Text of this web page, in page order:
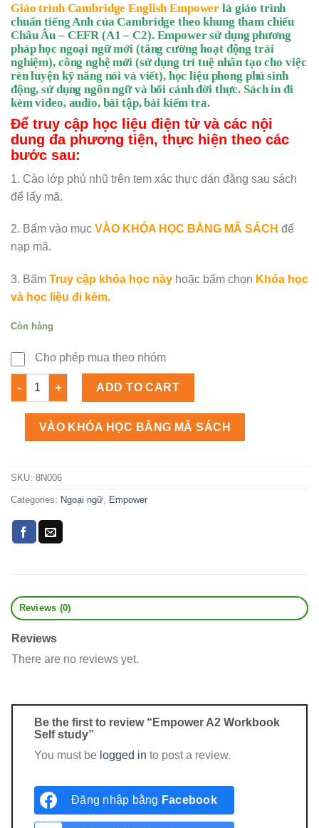
Giáo trình Cambridge English Empower là giáo trình
chuẩn tiếng Anh của Cambridge theo khung tham chiếu
Châu Âu – CEFR (A1 – C2). Empower sử dụng phương
pháp học ngoại ngữ mới (tăng cường hoạt động trải
nghiệm), công nghệ mới (sử dụng trí tuệ nhân tạo cho việc
rèn luyện kỹ năng nói và viết), học liệu phong phú sinh
động, sử dụng ngôn ngữ và bối cảnh đời thực. Sách in đi
kèm video, audio, bài tập, bài kiểm tra.
Để truy cập học liệu điện tử và các nội
dung đa phương tiện, thực hiện theo các
bước sau:
1. Cào lớp phủ nhũ trên tem xác thực dán đằng sau sách
để lấy mã.
2. Bấm vào mục VÀO KHÓA HỌC BẰNG MÃ SÁCH để
nạp mã.
3. Bấm Truy cập khóa học này hoặc bấm chọn Khóa học
và học liệu đi kèm.
Còn hàng
Cho phép mua theo nhóm
Empower A2 Workbook Self study Số lượng
ADD TO CART
VÀO KHÓA HỌC BẰNG MÃ SÁCH
SKU: 8N006
Categories: Ngoại ngữ, Empower
Reviews (0)
Reviews
There are no reviews yet.
Be the first to review “Empower A2 Workbook
Self study”
You must be logged in to post a review.
Đăng nhập bằng Facebook